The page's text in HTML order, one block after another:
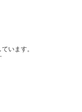
、世界に一つしかないデ
農園から届いた有機栽培
づけをしたアールグレ
グ。三角ティーバッグ
変わらない豊かな 香
ただけます。
な天然ベルガモットの香
ィーにもお勧めです。
います。